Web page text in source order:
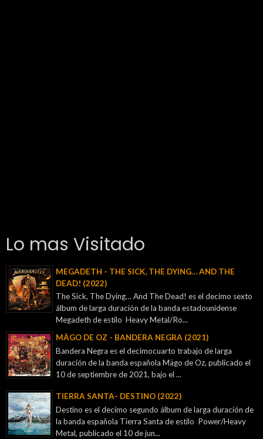
Lo mas Visitado
MEGADETH - THE SICK, THE DYING… AND THE
DEAD! (2022)
The Sick, The Dying… And The Dead! es el decimo sexto
álbum de larga duración de la banda estadounidense
Megadeth de estilo Heavy Metal/Ro...
MÄGO DE OZ - BANDERA NEGRA (2021)
Bandera Negra es el decimocuarto trabajo de larga
duración de la banda española Mägo de Oz, publicado el
10 de septiembre de 2021, bajo el ...
TIERRA SANTA- DESTINO (2022)
Destino es el decimo segundo álbum de larga duración de
la banda española Tierra Santa de estilo Power/Heavy
Metal, publicado el 10 de jun...